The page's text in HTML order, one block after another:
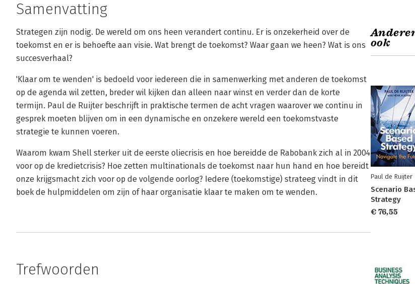
Samenvatting
Strategen zijn nodig. De wereld om ons heen verandert continu. Er is onzekerheid over de
toekomst en er is behoefte aan visie. Wat brengt de toekomst? Waar gaan we heen? Wat is ons
succesverhaal?
'Klaar om te wenden' is bedoeld voor iedereen die in samenwerking met anderen de toekomst
op de agenda wil zetten, breder wil kijken dan alleen naar winst en verder dan de korte
termijn. Paul de Ruijter beschrijft in praktische termen de acht vragen waarover we continu in
gesprek moeten blijven om in een dynamische en onzekere wereld een toekomstvaste
strategie te kunnen voeren.
Waarom kwam Shell sterker uit de eerste oliecrisis en hoe bereidde de Rabobank zich al in 2004
voor op de kredietcrisis? Hoe zetten multinationals de toekomst naar hun hand en hoe bereidt
onze krijgsmacht zich voor op de volgende oorlog? Iedere (toekomstige) strateeg vindt in dit
boek de hulpmiddelen om zijn of haar organisatie klaar te maken om te wenden.
Trefwoorden
ook
Paul de Ruijter
Scenario
Strategy
€ 76,55